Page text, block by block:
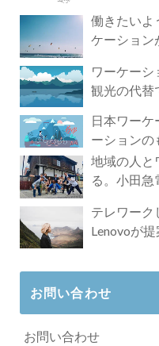
働きたいよ
ケーション
ワーケーシ
観光の代替
日本ワーケ
ーションの
地域の人と
る。小田急
テレワーク
Lenovoが
お問い合わせ
お問い合わせ